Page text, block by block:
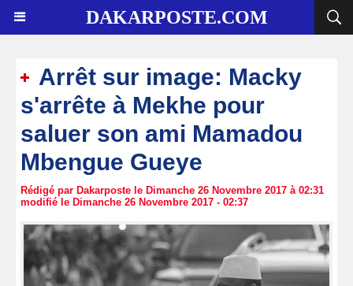
DAKARPOSTE.COM
Arrêt sur image: Macky
s'arrête à Mekhe pour
saluer son ami Mamadou
Mbengue Gueye
Rédigé par Dakarposte le Dimanche 26 Novembre 2017 à 02:31
modifié le Dimanche 26 Novembre 2017 - 02:37